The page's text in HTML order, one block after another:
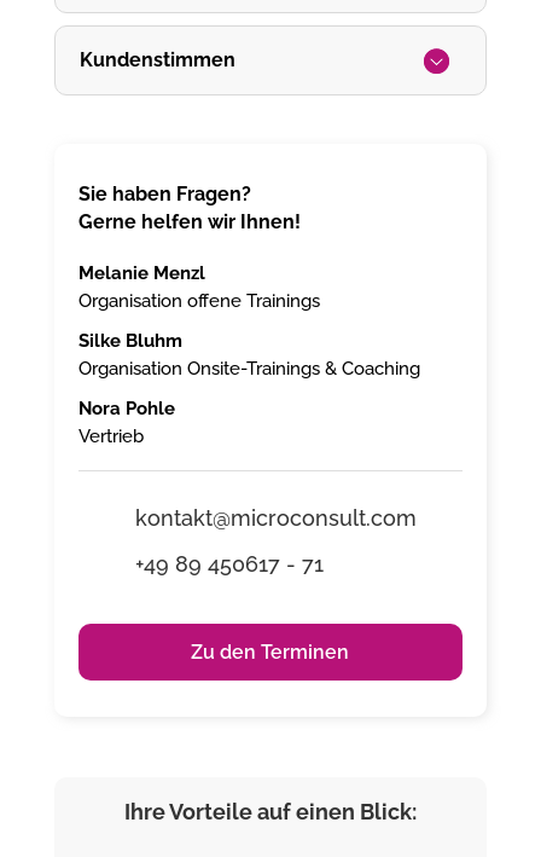
Kundenstimmen
Sie haben Fragen?
Gerne helfen wir Ihnen!
Melanie Menzl
Organisation offene Trainings
Silke Bluhm
Organisation Onsite-Trainings & Coaching
Nora Pohle
Vertrieb
kontakt@microconsult.com
+49 89 450617 - 71
Zu den Terminen
Ihre Vorteile auf einen Blick: